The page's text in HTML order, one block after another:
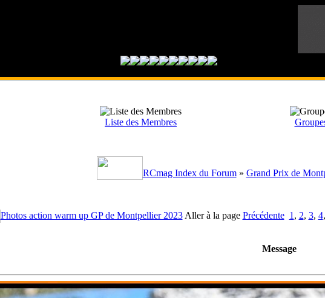
Liste des Membres
RCmag Index du Forum» Grand Prix de
Photos action warm up GP de Montpellier 2023Aller à la page Précédente 1 , 2, 3, 4
Message